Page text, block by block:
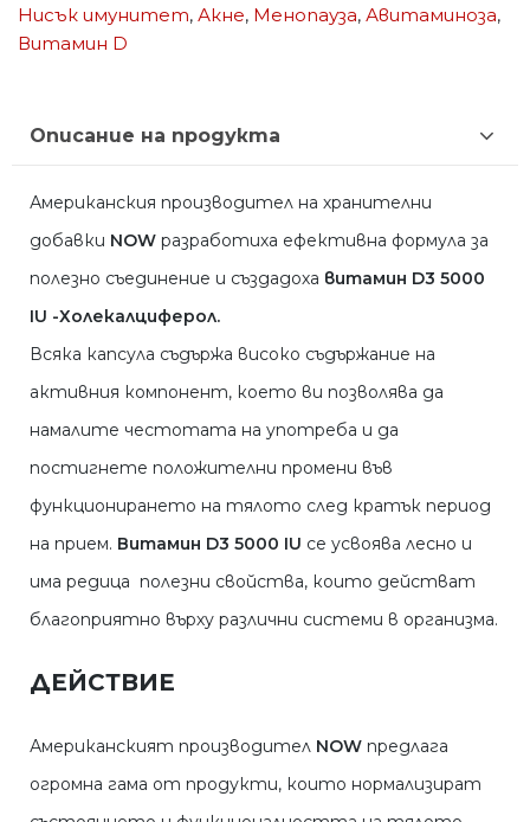
Нисък имунитет, Акне, Менопауза, Авитаминоза,
Витамин D
Описание на продукта
Американския производител на хранителни
добавки NOW разработиха ефективна формула за
полезно съединение и създадоха витамин D3 5000
IU -Холекалциферол.
Всяка капсула съдържа високо съдържание на
активния компонент, което ви позволява да
намалите честотата на употреба и да
постигнете положителни промени във
функционирането на тялото след кратък период
на прием. Витамин D3 5000 IU се усвоява лесно и
има редица полезни свойства, които действат
благоприятно върху различни системи в организма.
ДЕЙСТВИЕ
Американският производител NOW предлага
огромна гама от продукти, които нормализират